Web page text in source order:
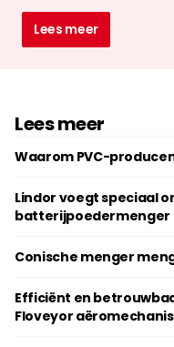
Lees meer
Lees meer
Waarom PVC-
Lindor voegt speciaal
batterijpoedermenger
Conische menger
Efficiënt en
Floveyor